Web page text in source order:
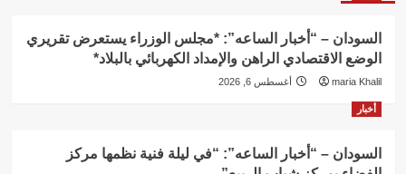
السودان – “أخبار الساعه”: *مجلس الوزراء يستعرض تقريري
الوضع الاقتصادي الراهن والإمداد الكهربائي بالبلاد*
maria Khalil أغسطس 6, 2026
أخبار
السودان – “أخبار الساعه”: “في ليلة فنية نظمها مركز